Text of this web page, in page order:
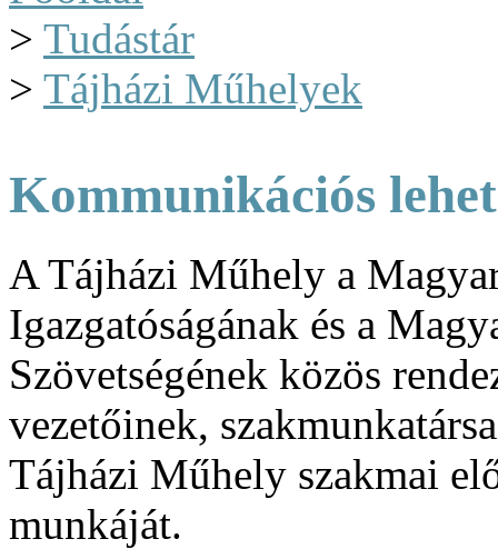
> Tudástár
> Tájházi Műhelyek
Kommunikációs
A Tájházi Műhely a
Igazgatóságának és a
Szövetségének közös
vezetőinek,
Tájházi Műhely szakmai
munkáját.